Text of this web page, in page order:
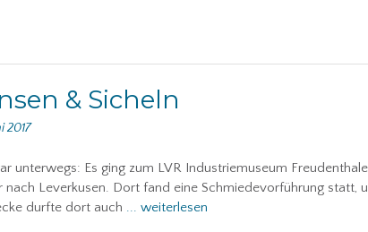
& Sicheln
2017
unterwegs: Es ging zum LVR Industriemuseum
nach Leverkusen. Dort fand eine Schmiedevorführung statt,
durfte dort auch ... weiterlesen